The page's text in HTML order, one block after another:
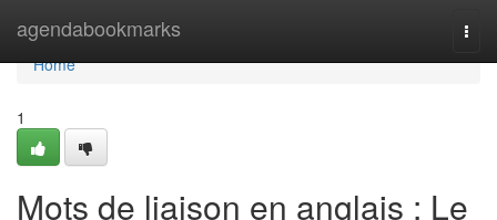
agendabookmarks
Home
Home
1
Mots de liaison en anglais : Le